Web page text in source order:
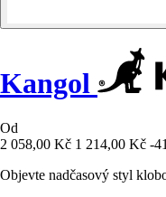
Kangol
Od
2 058,00 Kč 1 214,00 Kč -
Objevte nadčasový styl